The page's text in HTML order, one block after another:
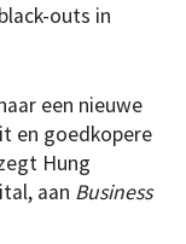
outs in
een nieuwe
en goedkopere
Hung
aan Business